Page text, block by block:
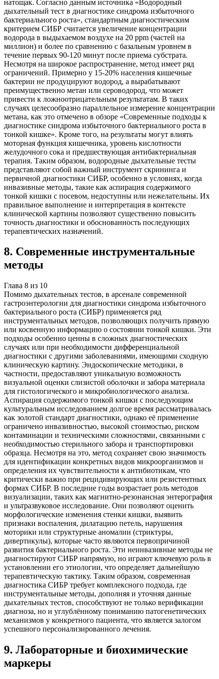
натощак. Согласно данным источника «Водородный
дыхательный тест в диагностике синдрома избыточного
бактериального роста», стандартным диагностическим
критерием СИБР считается увеличение концентрации
водорода в выдыхаемом воздухе на 20 ppm (частей на
миллион) и более по сравнению с базальным уровнем в
течение первых 90-120 минут после приема субстрата.
Несмотря на широкое распространение, метод имеет ряд
ограничений. Примерно у 15-20% населения кишечные
бактерии не продуцируют водород, а вырабатывают
преимущественно метан или сероводород, что может
привести к ложноотрицательным результатам. В таких
случаях целесообразно параллельное измерение концентрации
метана, как это отмечено в обзоре «Современные подходы к
диагностике синдрома избыточного бактериального роста в
тонкой кишке». Кроме того, на результаты могут влиять
моторная функция кишечника, уровень кислотности
желудочного сока и предшествующая антибактериальная
терапия. Таким образом, водородные дыхательные тесты
представляют собой важный инструмент скрининга и
первичной диагностики СИБР, особенно в условиях, когда
инвазивные методы, такие как аспирация содержимого
тонкой кишки с посевом, недоступны или нежелательны. Их
правильное выполнение и интерпретация в контексте
клинической картины позволяют существенно повысить
точность диагностики и обоснованность последующих
терапевтических назначений.
8. Современные инструментальные
методы
Глава 8 из 10
Помимо дыхательных тестов, в арсенале современной
гастроэнтерологии для диагностики синдрома избыточного
бактериального роста (СИБР) применяется ряд
инструментальных методов, позволяющих получить прямую
или косвенную информацию о состоянии тонкой кишки. Эти
подходы особенно ценны в сложных диагностических
случаях или при необходимости дифференциальной
диагностики с другими заболеваниями, имеющими сходную
клиническую картину. Эндоскопические методики, в
частности, предоставляют уникальную возможность
визуальной оценки слизистой оболочки и забора материала
для гистологического и микробиологического анализа.
Аспирация содержимого тонкой кишки с последующим
культуральным исследованием долгое время рассматривалась
как золотой стандарт диагностики, однако её применение
ограничено инвазивностью, высокой стоимостью, риском
контаминации и техническими сложностями, связанными с
необходимостью стерильного забора и транспортировки
образца. Несмотря на это, метод сохраняет свою значимость
для идентификации конкретных видов микроорганизмов и
определения их чувствительности к антибиотикам, что
критически важно при рецидивирующих или резистентных
формах СИБР. В последние годы возрастает роль методов
визуализации, таких как магнитно-резонансная энтерография
и ультразвуковое исследование. Они позволяют оценить
морфологические изменения стенки кишки, выявить
признаки воспаления, дилатацию петель, нарушения
моторики или структурные аномалии (стриктуры,
дивертикулы), которые часто являются первопричиной
развития бактериального роста. Эти неинвазивные методы не
диагностируют СИБР напрямую, но играют ключевую роль в
установлении его этиологии, что определяет дальнейшую
терапевтическую тактику. Таким образом, современная
диагностика СИБР требует комплексного подхода, где
инструментальные методы, дополняя и уточняя данные
дыхательных тестов, способствуют не только верификации
диагноза, но и углублённому пониманию патогенетических
механизмов у конкретного пациента, что является залогом
успешного персонализированного лечения.
9. Лабораторные и биохимические
маркеры